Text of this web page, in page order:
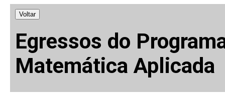
Voltar
Egressos do
Matemática Aplicada